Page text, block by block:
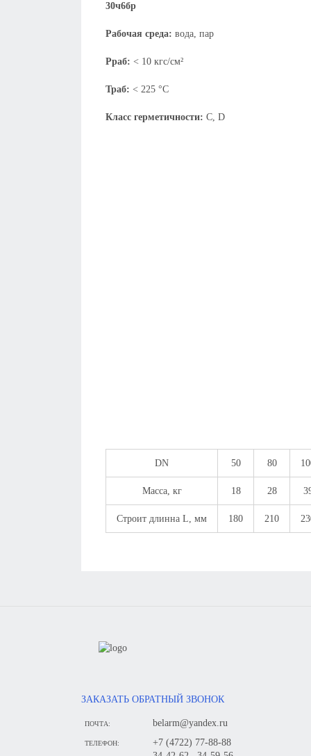
30ч6бр
Рабочая среда: вода, пар
Рраб: < 10 кгс/см²
Траб: < 225 °С
Класс герметичности: C, D
DN 50 80
Масса, кг 18 28
Строит длинна L, мм 180 210
ЗАКАЗАТЬ ОБРАТНЫЙ ЗВОНОК
ПОЧТА: belarm@yandex.ru
ТЕЛЕФОН:
+7 (4722) 77-88-88